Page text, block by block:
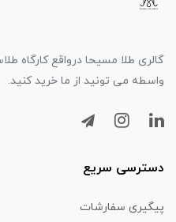
گالری طلا مسیحا درواقع کارگاه
واسطه می تونید از ما خرید کنید.
دسترسی سریع
پیگیری سفارشات